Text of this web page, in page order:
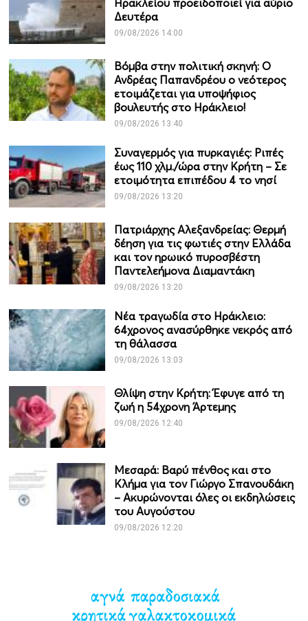
Ηρακλείου προειδοποιεί για αύριο
Δευτέρα
09/08/2026 14:00
Βόμβα στην πολιτική σκηνή: Ο
Ανδρέας Παπανδρέου ο νεότερος
ετοιμάζεται για υποψήφιος
βουλευτής στο Ηράκλειο!
09/08/2026 13:40
Συναγερμός για πυρκαγιές: Ριπές
έως 110 χλμ./ώρα στην Κρήτη – Σε
ετοιμότητα επιπέδου 4 το νησί
09/08/2026 13:20
Πατριάρχης Αλεξανδρείας: Θερμή
δέηση για τις φωτιές στην Ελλάδα
και τον ηρωικό πυροσβέστη
Παντελεήμονα Διαμαντάκη
09/08/2026 13:20
Νέα τραγωδία στο Ηράκλειο:
64χρονος ανασύρθηκε νεκρός από
τη θάλασσα
09/08/2026 13:03
Θλίψη στην Κρήτη: Έφυγε από τη
ζωή η 54χρονη Άρτεμης
09/08/2026 12:40
Μεσαρά: Βαρύ πένθος και στο
Κλήμα για τον Γιώργο Σπανουδάκη
– Ακυρώνονται όλες οι εκδηλώσεις
του Αυγούστου
09/08/2026 12:20